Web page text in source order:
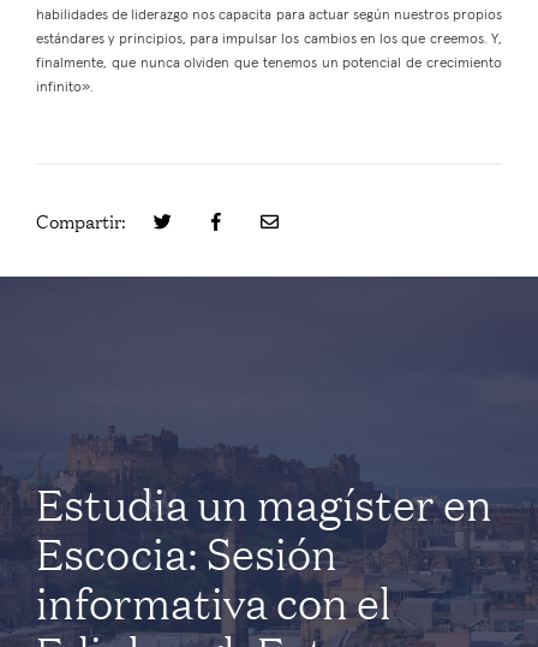
habilidades de liderazgo nos capacita para actuar según nuestros propios
estándares y principios, para impulsar los cambios en los que creemos. Y,
finalmente, que nunca olviden que tenemos un potencial de crecimiento
infinito».
Compartir:
Estudia un magíster en
Escocia: Sesión
informativa con el